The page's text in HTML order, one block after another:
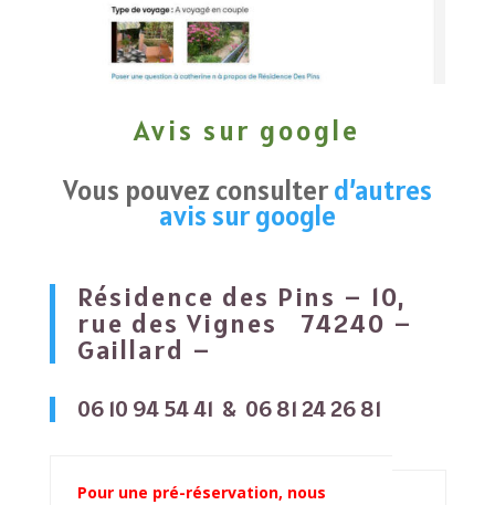
Avis sur google
Vous pouvez consulterd’autres
avis sur google
Résidence des Pins – 10,
rue des Vignes 74240 –
Gaillard –
06 10 94 54 41 & 06 81 24 26 81
Pour une pré-réservation, nous